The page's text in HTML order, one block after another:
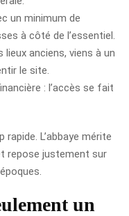
un minimum de
à côté de l’essentiel.
lieux anciens, viens à un
le site.
: l’accès se fait
L’abbaye mérite
repose justement sur
un